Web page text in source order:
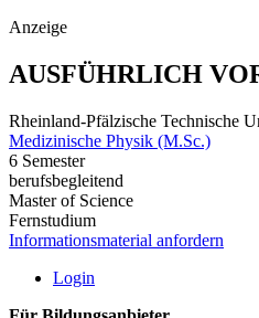
Anzeige
AUSFÜHRLICH
Rheinland-Pfälzische Technische
Medizinische Physik (M.Sc.)
6 Semester
berufsbegleitend
Master of Science
Fernstudium
Informationsmaterial anfordern
Login